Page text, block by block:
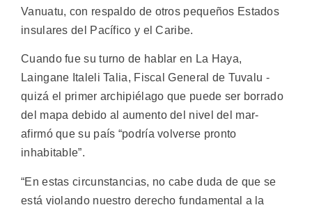
Vanuatu, con respaldo de otros pequeños Estados
insulares del Pacífico y el Caribe.
Cuando fue su turno de hablar en La Haya,
Laingane Italeli Talia, Fiscal General de Tuvalu -
quizá el primer archipiélago que puede ser borrado
del mapa debido al aumento del nivel del mar-
afirmó que su país “podría volverse pronto
inhabitable”.
“En estas circunstancias, no cabe duda de que se
está violando nuestro derecho fundamental a la